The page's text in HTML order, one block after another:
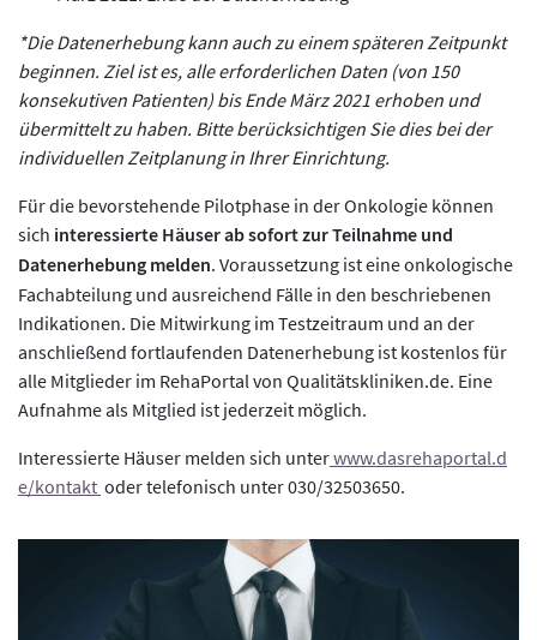
*Die Datenerhebung kann auch zu einem späteren Zeitpunkt
beginnen. Ziel ist es, alle erforderlichen Daten (von 150
konsekutiven Patienten) bis Ende März 2021 erhoben und
übermittelt zu haben. Bitte berücksichtigen Sie dies bei der
individuellen Zeitplanung in Ihrer Einrichtung.
Für die bevorstehende Pilotphase in der Onkologie können
sich interessierte Häuser ab sofort zur Teilnahme und
Datenerhebung melden. Voraussetzung ist eine onkologische
Fachabteilung und ausreichend Fälle in den beschriebenen
Indikationen. Die Mitwirkung im Testzeitraum und an der
anschließend fortlaufenden Datenerhebung ist kostenlos für
alle Mitglieder im RehaPortal von Qualitätskliniken.de. Eine
Aufnahme als Mitglied ist jederzeit möglich.
Interessierte Häuser melden sich unterwww.dasrehaportal.d
e/kontakt oder telefonisch unter 030/32503650.